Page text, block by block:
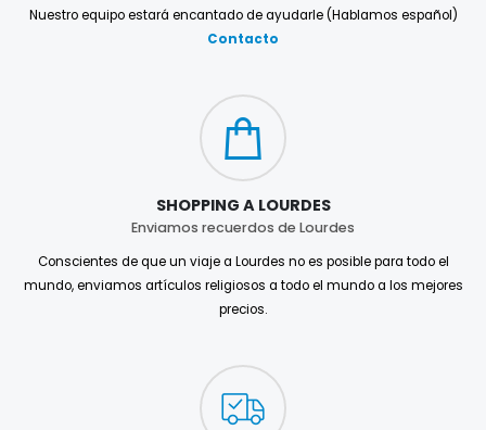
Nuestro equipo estará encantado de ayudarle (Hablamos español)
Contacto
SHOPPING A LOURDES
Enviamos recuerdos de Lourdes
Conscientes de que un viaje a Lourdes no es posible para todo el
mundo, enviamos artículos religiosos a todo el mundo a los mejores
precios.